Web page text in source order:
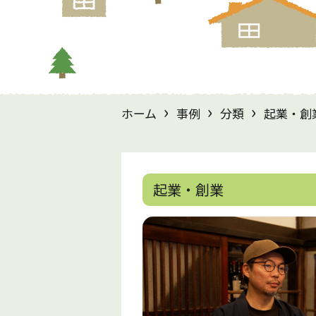
ホーム › 事例 › 分類 › 起業・創
起業・創業